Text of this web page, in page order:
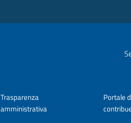
Trasparenza
amministrativa
Portale